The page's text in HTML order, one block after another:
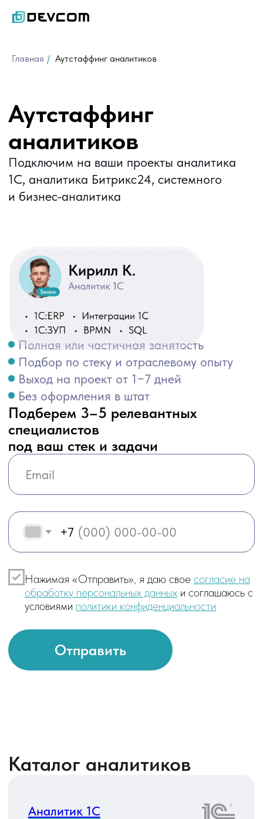
Главная / Аутстаффинг аналитиков
аналитиков
Подключим на ваши проекты аналитика
1С, аналитика Битрикс24, системного
и бизнес-аналитика
Подбор по стеку и отраслевому опыту
Выход на проект от 1−7 дней
Без оформления в штат
Подберем 3–5 релевантных
под ваш стек и задачи
+7
Нажимая «Отправить», я даю своесогласие на
обработку персональных данных
условиямиполитики конфиденциальности
Каталог аналитиков
Аналитик 1С
Обследует бизнес‑процессы,
собирает и формализует
описывает постановки задач для
разработчиков, участвует
в проектировании решений
и приемке доработок.
архитектуру интеграций и потоков
данных, формализует
готовит спецификации и схемы для